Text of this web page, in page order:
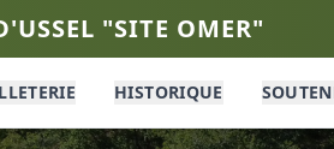
"SITE OMER"
HISTORIQUE